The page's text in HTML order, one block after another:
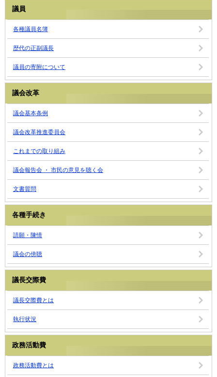
議員
各種議員名簿
歴代の正副議長
議員の寄附について
議会改革
議会基本条例
議会改革推進委員会
これまでの取り組み
議会報告会 ・ 市民の意見を聴く会
文書質問
各種手続き
請願・陳情
議会の傍聴
議長交際費
議長交際費とは
執行状況
政務活動費
政務活動費とは